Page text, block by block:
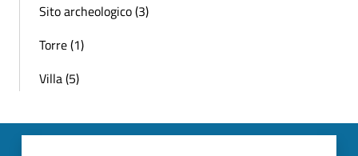
Sito archeologico (3)
Torre (1)
Villa (5)